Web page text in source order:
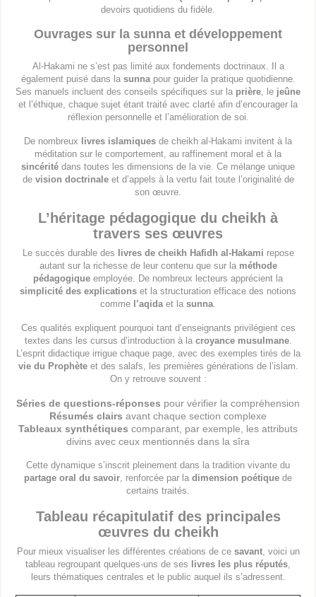
devoirs quotidiens du fidèle.
Ouvrages sur la sunna et développement
personnel
Al-Hakami ne s’est pas limité aux fondements doctrinaux. Il a
également puisé dans la sunnapour guider la pratique quotidienne.
Ses manuels incluent des conseils spécifiques sur la prière , le jeûne
et l’éthique, chaque sujet étant traité avec clarté afin d’encourager la
réflexion personnelle et l’amélioration de soi.
De nombreux livres islamiques de cheikh al-Hakami invitent à la
méditation sur le comportement, au raffinement moral et à la
sincérité dans toutes les dimensions de la vie. Ce mélange unique
de vision doctrinaleet d’appels à la vertu fait toute l’originalité de
son œuvre.
L’héritage pédagogique du cheikh à
travers ses œuvres
Le succès durable des livres de cheikh Hafidh al-Hakami repose
autant sur la richesse de leur contenu que sur la méthode
pédagogique employée. De nombreux lecteurs apprécient la
simplicité des explications et la structuration efficace des notions
comme l’aqida et la sunna
Ces qualités expliquent pourquoi tant d’enseignants privilégient ces
textes dans les cursus d’introduction à la croyance musulmane.
L’esprit didactique irrigue chaque page, avec des exemples tirés de la
vie du Prophèteet des salafs, les premières générations de l’islam.
On y retrouve souvent :
Séries de questions-réponses pour vérifier la compréhension
Résumés clairs avant chaque section complexe
Tableaux synthétiques comparant, par exemple, les attributs
divins avec ceux mentionnés dans la sîra
Cette dynamique s’inscrit pleinement dans la tradition vivante du
partage oral du savoir , renforcée par la dimension poétique de
certains traités.
Tableau récapitulatif des principales
œuvres du cheikh
Pour mieux visualiser les différentes créations de ce savant, voici un
tableau regroupant quelques-uns de ses livres les plus réputés
leurs thématiques centrales et le public auquel ils s’adressent.